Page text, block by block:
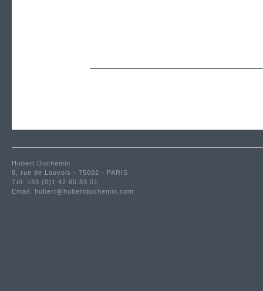
Hubert Duchemin
8, rue de Louvois - 75002 - PARIS
Tél: +33 (0)1 42 60 83 01
Email: hubert@hubertduchemin.com